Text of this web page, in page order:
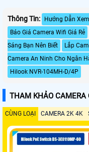
Thông Tin:
Hướng Dẫn
Báo Giá Camera Wifi Giá Rẻ
Sáng Bạn Nên Biết
Lắp
Camera An Ninh Cho Ngân
Hilook NVR-104MH-D/4P
THAM KHẢO CAMERA
CÙNG LOẠI CAMERA 2K 4K